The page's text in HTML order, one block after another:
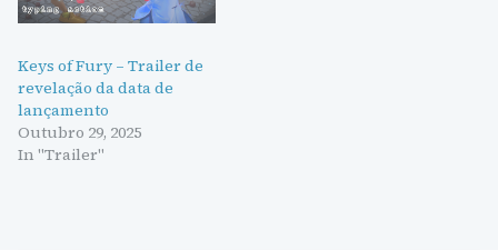
Keys of Fury – Trailer de
revelação da data de
lançamento
Outubro 29, 2025
In "Trailer"